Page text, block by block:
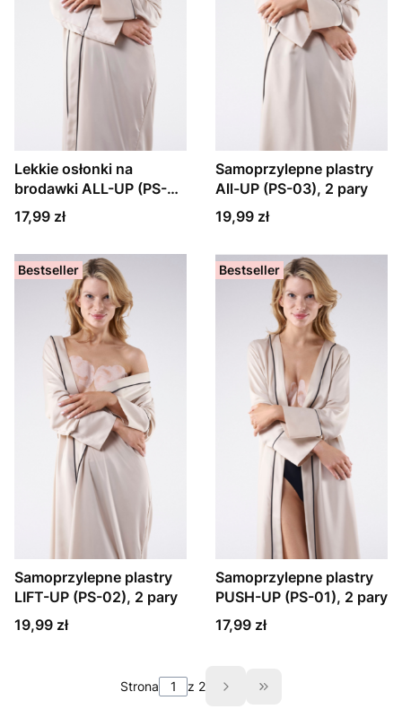
Lekkie osłonki na
brodawki ALL-UP (PS-
08), dwie pary
Cena
17,99 zł
Samoprzylepne plastry
All-UP (PS-03), 2 pary
Cena
19,99 zł
Bestseller
Samoprzylepne plastry
LIFT-UP (PS-02), 2 pary
Cena
19,99 zł
Bestseller
Samoprzylepne plastry
PUSH-UP (PS-01), 2 pary
Cena
17,99 zł
Strona z 2 Przejdź do